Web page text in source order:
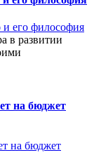
в развитии
на бюджет